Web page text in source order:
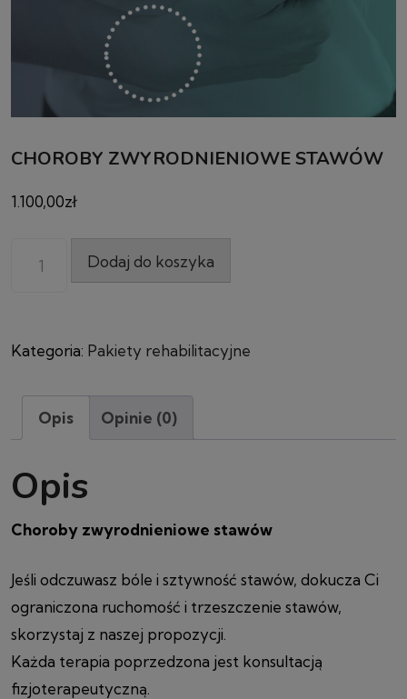
CHOROBY ZWYRODNIENIOWE STAWÓW
1.100,00zł
Dodaj do koszyka
Kategoria: Pakiety rehabilitacyjne
Opis Opinie (0)
Opis
Choroby zwyrodnieniowe stawów
Jeśli odczuwasz bóle i sztywność stawów, dokucza Ci
ograniczona ruchomość i trzeszczenie stawów,
skorzystaj z naszej propozycji.
Każda terapia poprzedzona jest konsultacją
fizjoterapeutyczną.